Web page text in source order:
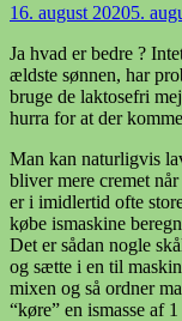
16. august 20205.
Ja hvad er bedre ?
ældste sønnen, har
bruge de laktosefri
hurra for at der
Man kan naturligvis
bliver mere cremet
er i imidlertid ofte
købe ismaskine
Det er sådan nogle
og sætte i en til
mixen og så ordner
“køre” en ismasse af